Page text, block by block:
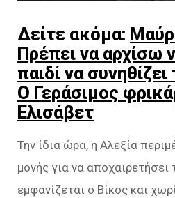
Δείτε ακόμα:
Πρέπει να αρχίσω
παιδί να
Ο Γεράσιμος
Ελισάβετ
Την ίδια ώρα, η Αλεξία
μονής για να
εμφανίζεται ο Βίκος και